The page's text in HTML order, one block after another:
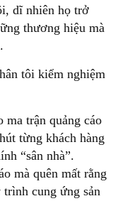
dĩ nhiên họ trở
thương hiệu mà
tôi kiểm nghiệm
ma trận quảng cáo
từng khách hàng
“sân nhà”.
mà quên mất rằng
cung ứng sản